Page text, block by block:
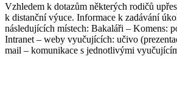
Vzhledem k dotazům některých rodičů
k distanční výuce. Informace k zadávání
následujících místech: Bakaláři – Komens:
Intranet – weby vyučujících: učivo
mail – komunikace s jednotlivými